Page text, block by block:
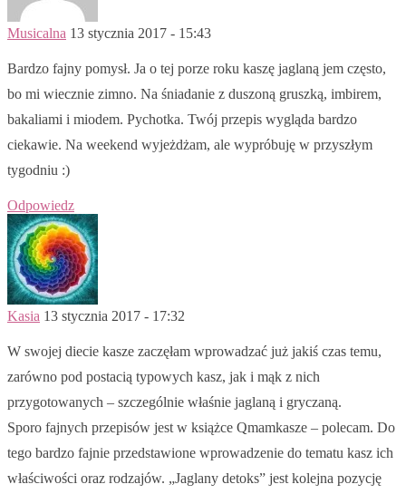
Musicalna 13 stycznia 2017 - 15:43
Bardzo fajny pomysł. Ja o tej porze roku kaszę jaglaną jem często,
bo mi wiecznie zimno. Na śniadanie z duszoną gruszką, imbirem,
bakaliami i miodem. Pychotka. Twój przepis wygląda bardzo
ciekawie. Na weekend wyjeżdżam, ale wypróbuję w przyszłym
tygodniu :)
Odpowiedz
Kasia 13 stycznia 2017 - 17:32
W swojej diecie kasze zaczęłam wprowadzać już jakiś czas temu,
zarówno pod postacią typowych kasz, jak i mąk z nich
przygotowanych – szczególnie właśnie jaglaną i gryczaną.
Sporo fajnych przepisów jest w książce Qmamkasze – polecam. Do
tego bardzo fajnie przedstawione wprowadzenie do tematu kasz ich
właściwości oraz rodzajów. „Jaglany detoks” jest kolejna pozycję